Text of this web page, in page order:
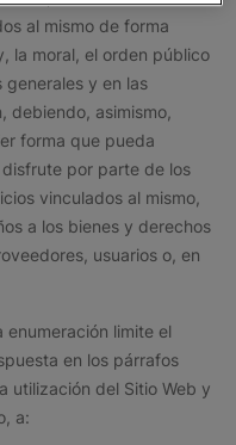
al mismo de forma
la moral, el orden público
y en las
debiendo, asimismo,
forma que pueda
por parte de los
vinculados al mismo,
a los bienes y derechos
usuarios o, en
enumeración limite el
en los párrafos
utilización del Sitio Web y
a: